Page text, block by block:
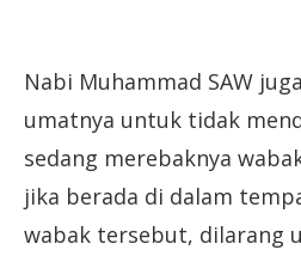
Nabi Muhammad SAW
umatnya untuk tidak
sedang merebaknya
jika berada di dalam
wabak tersebut, dilarang